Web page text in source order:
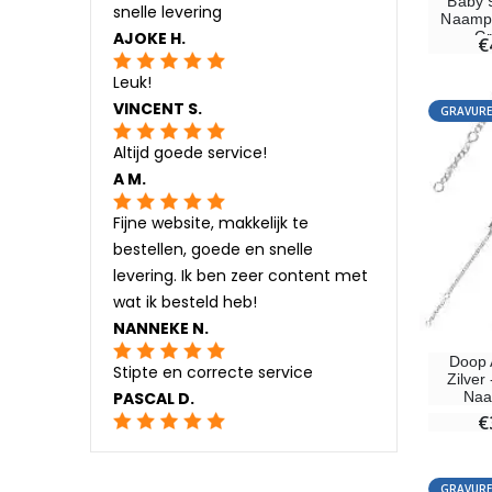
Doop
Zilver
snelle levering
AJOKE H.
Leuk!
VINCENT S.
Altijd goede service!
A M.
Fijne website, makkelijk te
bestellen, goede en snelle
levering. Ik ben zeer content met
wat ik besteld heb!
NANNEKE N.
Stipte en correcte service
PASCAL D.